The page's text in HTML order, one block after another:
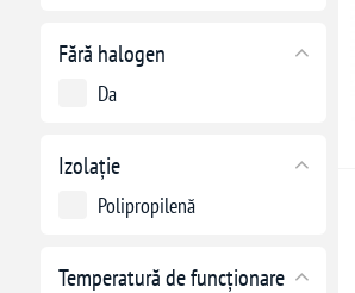
Fără halogen
Da
Izolație
Polipropilenă
Temperatură de funcționare